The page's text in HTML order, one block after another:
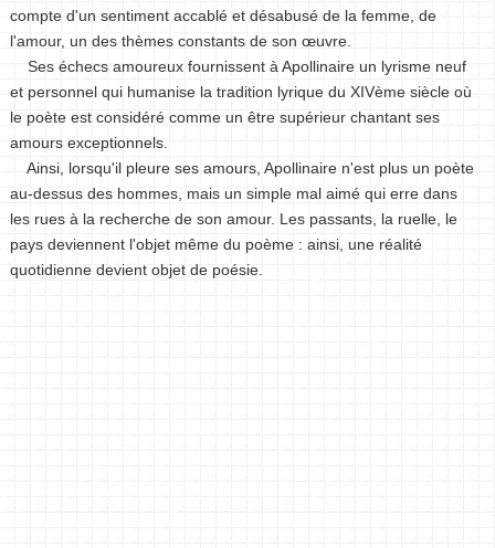
compte d'un sentiment accablé et désabusé de la femme, de
l'amour, un des thèmes constants de son œuvre.
Ses échecs amoureux fournissent à Apollinaire un lyrisme neuf
et personnel qui humanise la tradition lyrique du XIVème siècle où
le poète est considéré comme un être supérieur chantant ses
amours exceptionnels.
Ainsi, lorsqu'il pleure ses amours, Apollinaire n'est plus un poète
au-dessus des hommes, mais un simple mal aimé qui erre dans
les rues à la recherche de son amour. Les passants, la ruelle, le
pays deviennent l'objet même du poème : ainsi, une réalité
quotidienne devient objet de poésie.